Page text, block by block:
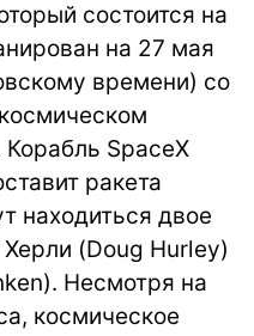
состоится на
на 27 мая
времени) со
SpaceX
ракета
находиться двое
(Doug Hurley)
Несмотря на
космическое